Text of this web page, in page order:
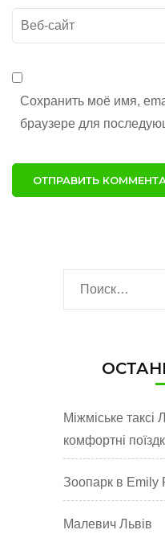
Веб-
сайт
Сохранить моё имя,
браузере для
Найти:
Міжміське таксі
комфортні
Зоопарк в Emily
Малевич Львів